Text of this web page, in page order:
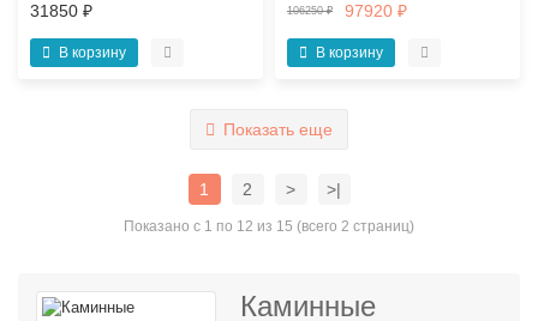
31850 ₽
В корзину
106250 ₽ 97920 ₽
В корзину
Показать еще
1 2 > >|
Показано с 1 по 12 из 15 (всего 2 страниц)
Каминные